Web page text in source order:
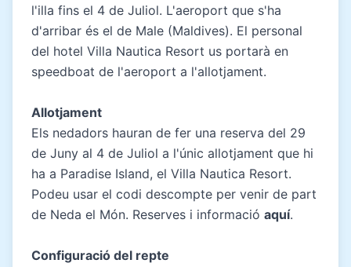
l'illa fins el 4 de Juliol. L'aeroport que s'ha
d'arribar és el de Male (Maldives). El personal
del hotel Villa Nautica Resort us portarà en
speedboat de l'aeroport a l'allotjament.
Allotjament
Els nedadors hauran de fer una reserva del 29
de Juny al 4 de Juliol a l'únic allotjament que hi
ha a Paradise Island, el Villa Nautica Resort.
Podeu usar el codi descompte per venir de part
de Neda el Món. Reserves i informació aquí.
Configuració del repte